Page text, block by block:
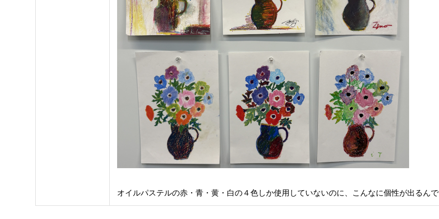
オイルパステルの赤・青・黄・白の４色しか使用していないのに、こんなに個性が出るん